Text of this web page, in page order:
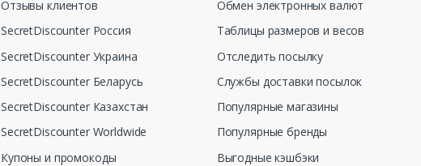
Отзывы клиентов
SecretDiscounter Россия
SecretDiscounter Украина
SecretDiscounter Беларусь
SecretDiscounter Казахстан
SecretDiscounter Worldwide
Купоны и промокоды
Обмен электронных валют
Таблицы размеров и весов
Отследить посылку
Службы доставки посылок
Популярные магазины
Популярные бренды
Выгодные кэшбэки